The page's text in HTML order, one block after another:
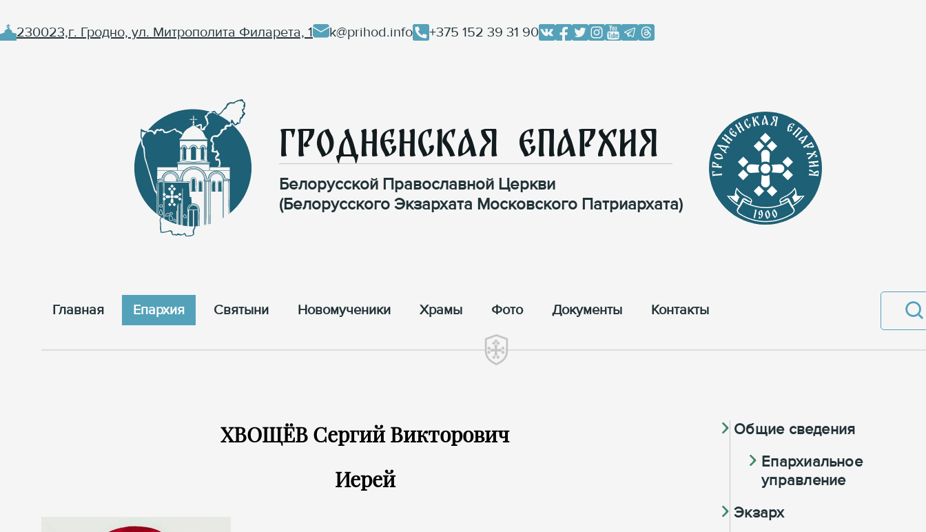
230023,г. Гродно, ул. Митрополита Филарета, 1 k@prihod.info +375 152 39 31 90
Гродненская Епархия
Белорусской Православной Церкви
(Белорусского Экзархата Московского Патриархата)
Главная Епархия Cвятыни Новомученики Храмы Фото Документы Контакты
ХВОЩЁВ Сергий Викторович
Иерей
Общие сведения
Eпархиальное
управление
Экзарх